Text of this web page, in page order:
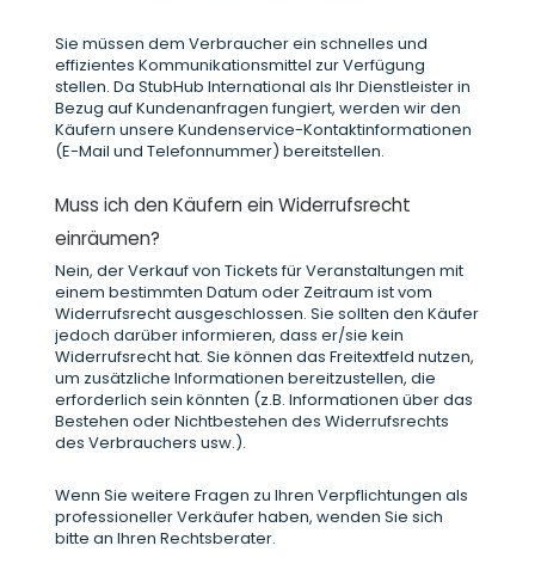
Sie müssen dem Verbraucher ein schnelles und
effizientes Kommunikationsmittel zur Verfügung
stellen. Da StubHub International als Ihr Dienstleister in
Bezug auf Kundenanfragen fungiert, werden wir den
Käufern unsere Kundenservice-Kontaktinformationen
(E-Mail und Telefonnummer) bereitstellen.
Muss ich den Käufern ein Widerrufsrecht
einräumen?
Nein, der Verkauf von Tickets für Veranstaltungen mit
einem bestimmten Datum oder Zeitraum ist vom
Widerrufsrecht ausgeschlossen. Sie sollten den Käufer
jedoch darüber informieren, dass er/sie kein
Widerrufsrecht hat. Sie können das Freitextfeld nutzen,
um zusätzliche Informationen bereitzustellen, die
erforderlich sein könnten (z.B. Informationen über das
Bestehen oder Nichtbestehen des Widerrufsrechts
des Verbrauchers usw.).
Wenn Sie weitere Fragen zu Ihren Verpflichtungen als
professioneller Verkäufer haben, wenden Sie sich
bitte an Ihren Rechtsberater.